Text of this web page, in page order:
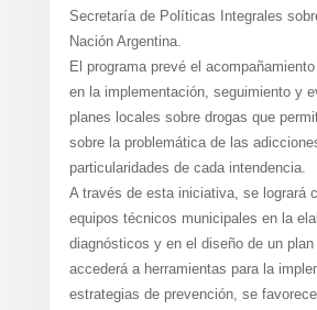
Secretaría de Políticas Integrales
Nación Argentina.
El programa prevé el
en la implementación, seguimiento y
planes locales sobre drogas que
sobre la problemática de las
particularidades de cada intendencia.
A través de esta iniciativa, se logrará
equipos técnicos municipales en la
diagnósticos y en el diseño de un
accederá a herramientas para la
estrategias de prevención, se